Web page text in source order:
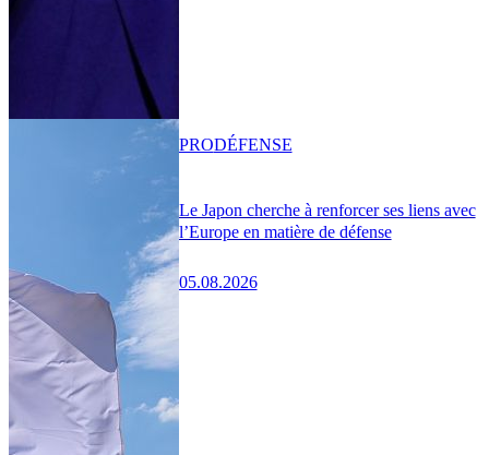
Le Japon cherche à renforcer ses liens avec
l’Europe en matière de défense
05.08.2026
PRODÉFENSE